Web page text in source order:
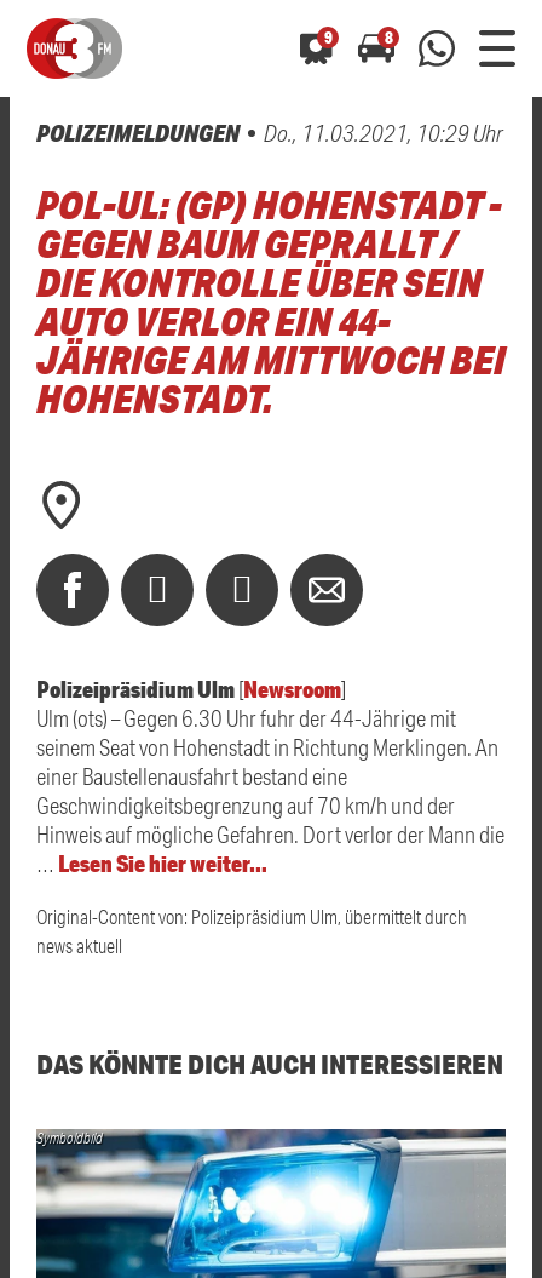
9 8
0800 0 490 400
01520 242 3333
Hast du auch einen Blitzer oder eine Verkehrsbehinderung
gesehen? Ganz einfach melden - kostenlos unter0800 0 490 400
oder perWhatsApp 01520 242 3333
Hast du auch einen Blitzer oder eine Verkehrsbehinderung
gesehen? Ganz einfach melden - kostenlos unter0800 0 490 400
oder perWhatsApp 01520 242 3333
POLIZEIMELDUNGEN Do., 11.03.2021, 10:29 Uhr
POL-UL: (GP) HOHENSTADT -
GEGEN BAUM GEPRALLT /
DIE KONTROLLE ÜBER SEIN
AUTO VERLOR EIN 44-
JÄHRIGE AM MITTWOCH BEI
HOHENSTADT.
Polizeipräsidium Ulm[Newsroom]
Ulm (ots) – Gegen 6.30 Uhr fuhr der 44-Jährige mit
seinem Seat von Hohenstadt in Richtung Merklingen. An
einer Baustellenausfahrt bestand eine
Geschwindigkeitsbegrenzung auf 70 km/h und der
Hinweis auf mögliche Gefahren. Dort verlor der Mann die
… Lesen Sie hier weiter…
Original-Content von: Polizeipräsidium Ulm, übermittelt durch
news aktuell
DAS KÖNNTE DICH AUCH INTERESSIEREN
Symboldbild